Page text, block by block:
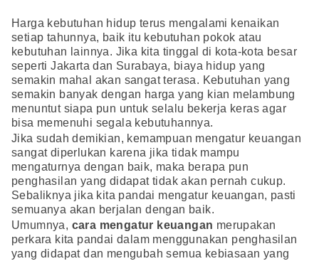
Harga kebutuhan hidup terus mengalami kenaikan
setiap tahunnya, baik itu kebutuhan pokok atau
kebutuhan lainnya. Jika kita tinggal di kota-kota besar
seperti Jakarta dan Surabaya, biaya hidup yang
semakin mahal akan sangat terasa. Kebutuhan yang
semakin banyak dengan harga yang kian melambung
menuntut siapa pun untuk selalu bekerja keras agar
bisa memenuhi segala kebutuhannya.
Jika sudah demikian, kemampuan mengatur keuangan
sangat diperlukan karena jika tidak mampu
mengaturnya dengan baik, maka berapa pun
penghasilan yang didapat tidak akan pernah cukup.
Sebaliknya jika kita pandai mengatur keuangan, pasti
semuanya akan berjalan dengan baik.
Umumnya, cara mengatur keuangan merupakan
perkara kita pandai dalam menggunakan penghasilan
yang didapat dan mengubah semua kebiasaan yang